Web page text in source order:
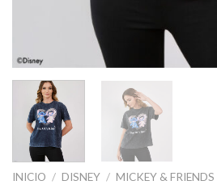
INICIO / DISNEY / MICKEY & FRIENDS